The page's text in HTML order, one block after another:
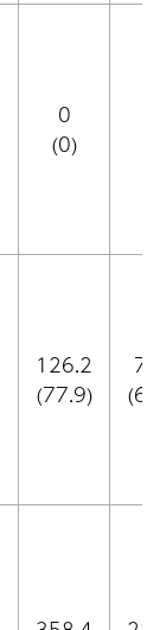
0
(0)
126.2
(77.9)